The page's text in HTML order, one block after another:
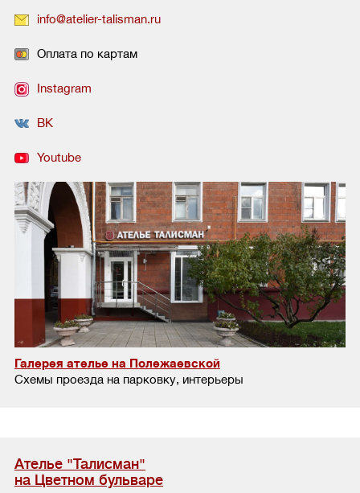
info@atelier-talisman.ru
Оплата по картам
Instagram
ВК
Youtube
Галерея ателье на Полежаевской
Схемы проезда на парковку, интерьеры
Ателье "Талисман"
на Цветном бульваре